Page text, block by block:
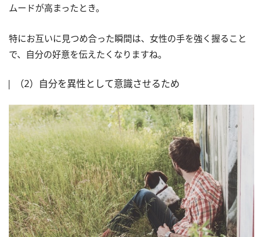
ムードが高まったとき。
特にお互いに見つめ合った瞬間は、女性の手を強く握ること
で、自分の好意を伝えたくなりますね。
（2）自分を異性として意識させるため